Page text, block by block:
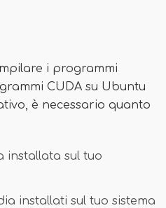
i programmi
CUDA su Ubuntu
è necessario quanto
installata sul tuo
installati sul tuo sistema